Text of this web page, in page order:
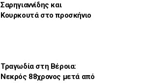
Σαρηγιαννίδης και
Κουρκουτά στο προσκήνιο
Τραγωδία στη Βέροια:
Νεκρός 88χρονος μετά από